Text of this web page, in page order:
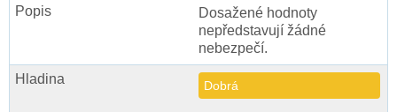
Dosažené hodnoty
nepředstavují žádné
nebezpečí.
Dobrá